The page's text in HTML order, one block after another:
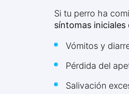
Si tu perro ha
síntomas
Vómitos y
Pérdida del
Salivación